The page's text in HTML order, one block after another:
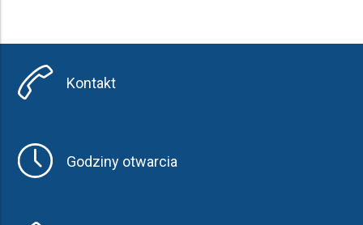
Kontakt
Godziny otwarcia